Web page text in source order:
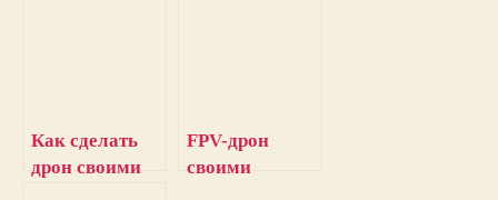
Как сделать
дрон своими
FPV-дрон
своими